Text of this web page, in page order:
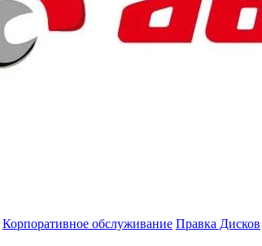
Корпоративное обслуживание Правка Дисков